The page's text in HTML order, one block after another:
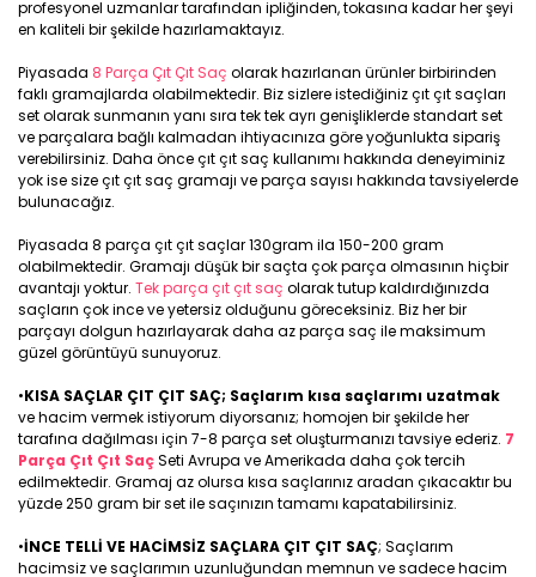
profesyonel uzmanlar tarafından ipliğinden, tokasına kadar her şeyi
en kaliteli bir şekilde hazırlamaktayız.
Piyasada 8 Parça Çıt Çıt Saç olarak hazırlanan ürünler birbirinden
faklı gramajlarda olabilmektedir. Biz sizlere istediğiniz çıt çıt saçları
set olarak sunmanın yanı sıra tek tek ayrı genişliklerde standart set
ve parçalara bağlı kalmadan ihtiyacınıza göre yoğunlukta sipariş
verebilirsiniz. Daha önce çıt çıt saç kullanımı hakkında deneyiminiz
yok ise size çıt çıt saç gramajı ve parça sayısı hakkında tavsiyelerde
bulunacağız.
Piyasada 8 parça çıt çıt saçlar 130gram ila 150-200 gram
olabilmektedir. Gramajı düşük bir saçta çok parça olmasının hiçbir
avantajı yoktur. Tek parça çıt çıt saç olarak tutup kaldırdığınızda
saçların çok ince ve yetersiz olduğunu göreceksiniz. Biz her bir
parçayı dolgun hazırlayarak daha az parça saç ile maksimum
güzel görüntüyü sunuyoruz.
•KISA SAÇLAR ÇIT ÇIT SAÇ; Saçlarım kısa saçlarımı uzatmak
ve hacim vermek istiyorum diyorsanız; homojen bir şekilde her
tarafına dağılması için 7-8 parça set oluşturmanızı tavsiye ederiz. 7
Parça Çıt Çıt SaçSeti Avrupa ve Amerikada daha çok tercih
edilmektedir. Gramaj az olursa kısa saçlarınız aradan çıkacaktır bu
yüzde 250 gram bir set ile saçınızın tamamı kapatabilirsiniz.
•İNCE TELLİ VE HACİMSİZ SAÇLARA ÇIT ÇIT SAÇ; Saçlarım
hacimsiz ve saçlarımın uzunluğundan memnun ve sadece hacim